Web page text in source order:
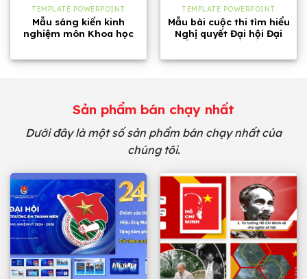
TEMPLATE POWERPOINT
Mẫu sáng kiến kinh
nghiệm môn Khoa học
TEMPLATE POWERPOINT
Mẫu bài cuộc thi tìm hiểu
Nghị quyết Đại hội Đại
Sản phẩm bán chạy nhất
Dưới đây là một số sản phẩm bán chạy nhất của
chúng tôi.